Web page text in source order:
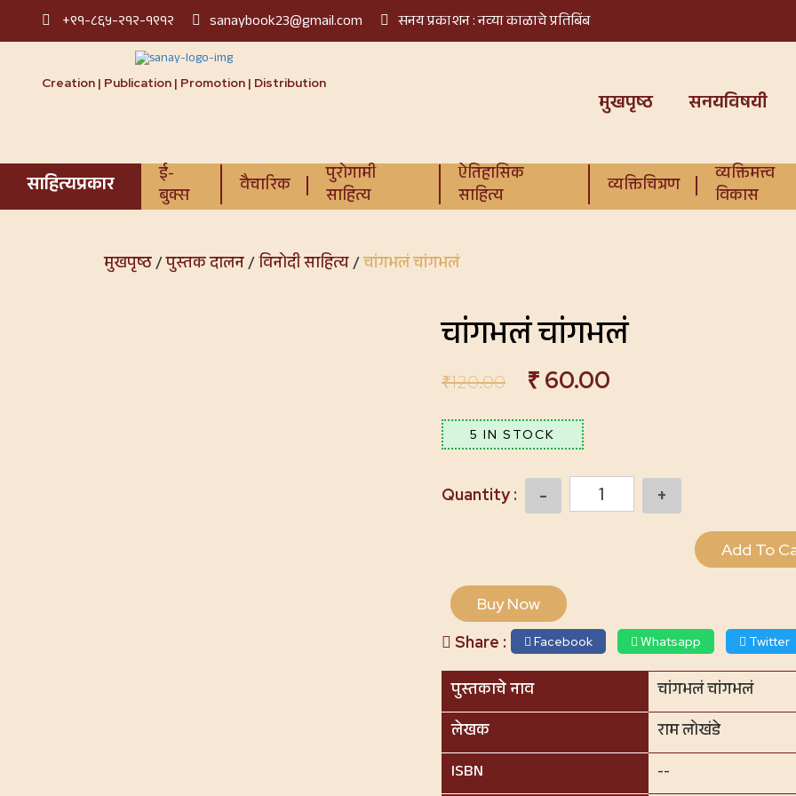
+९१-८६५-२१२-१९१२ sanaybook23@gmail.com सनय प्रकाशन : नव्या काळाचे प्रतिबिंब
Creation | Publication | Promotion | Distribution
मुखपृष्ठ सनयविषयी
साहित्यप्रकार
ई-
बुक्स
वैचारिक
पुरोगामी
साहित्य
ऐतिहासिक
साहित्य
व्यक्तिचित्रण
व्यक्तिमत्त्व
विकास
मुखपृष्ठ/पुस्तक दालन/विनोदी साहित्य/चांगभलं चांगभलं
चांगभलं चांगभलं
₹120.00 ₹ 60.00
5 IN STOCK
Add To
Buy Now
Share :
Facebook Whatsapp Twitter
पुस्तकाचे नाव
चांगभलं चांगभलं
लेखक
राम लोखंडे
ISBN
--